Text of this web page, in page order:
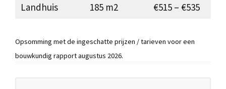
Landhuis
185 m2 €515 – €535
Opsomming met de ingeschatte prijzen / tarieven voor een
bouwkundig rapport augustus 2026.